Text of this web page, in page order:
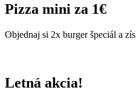
Pizza mini za 1€
Objednaj si 2x burger špeciál a
Letná akcia!